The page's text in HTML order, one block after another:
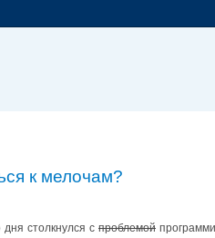
к мелочам?
дня столкнулся с проблемой